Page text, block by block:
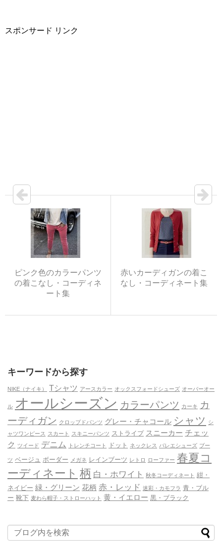
スポンサード リンク
ピンク色のカラーパンツ
の着こなし・コーディネ
ート集
赤いカーディガンの着こ
なし・コーディネート集
キーワードから探す
NIKE（ナイキ） Tシャツ アースカラー オックスフォードシューズ オーバーオー
ル オールシーズン カラーパンツ カーキ カ
ーディガン クロップドパンツ グレー・チャコール シャツ
シ
ャツワンピース
スカート スキニーパンツ ストライプ スニーカー チェッ
ク
ツイード デニム トレンチコート ドット ネックレス バレエシューズ ブー
ツ ベージュ ボーダー メガネ レインブーツ レトロ ローファー 春夏コ
ーディネート 柄 白・ホワイト 秋冬コーディネート 紺・
ネイビー 緑・グリーン 花柄 赤・レッド 迷彩・カモフラ 青・ブル
ー 靴下 麦わら帽子・ストローハット 黄・イエロー 黒・ブラック